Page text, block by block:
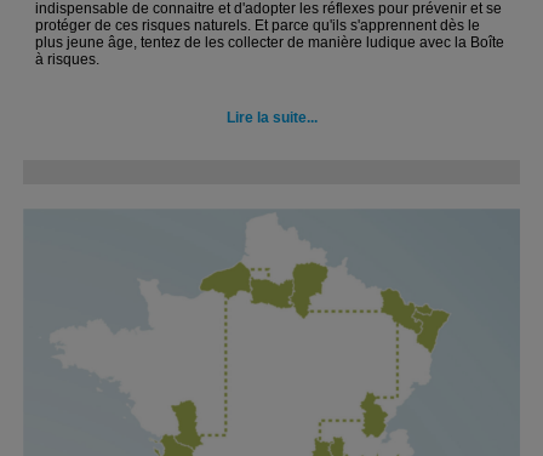
indispensable de connaitre et d'adopter les réflexes pour prévenir et se
protéger de ces risques naturels. Et parce qu'ils s'apprennent dès le
plus jeune âge, tentez de les collecter de manière ludique avec la Boîte
à risques.
Lire la suite...